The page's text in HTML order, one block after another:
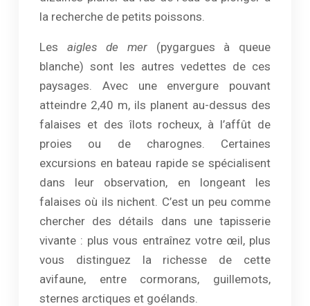
la recherche de petits poissons.
Les aigles de mer (pygargues à queue
blanche) sont les autres vedettes de ces
paysages. Avec une envergure pouvant
atteindre 2,40 m, ils planent au-dessus des
falaises et des îlots rocheux, à l’affût de
proies ou de charognes. Certaines
excursions en bateau rapide se spécialisent
dans leur observation, en longeant les
falaises où ils nichent. C’est un peu comme
chercher des détails dans une tapisserie
vivante : plus vous entraînez votre œil, plus
vous distinguez la richesse de cette
avifaune, entre cormorans, guillemots,
sternes arctiques et goélands.